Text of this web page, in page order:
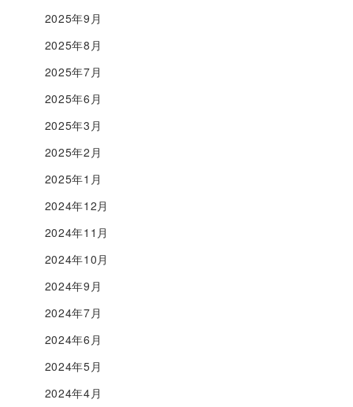
2025年9月
2025年8月
2025年7月
2025年6月
2025年3月
2025年2月
2025年1月
2024年12月
2024年11月
2024年10月
2024年9月
2024年7月
2024年6月
2024年5月
2024年4月